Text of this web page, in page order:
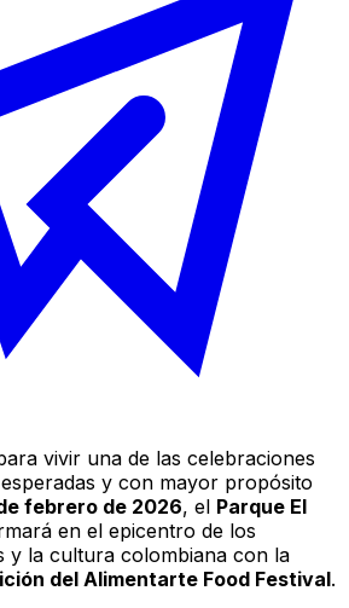
vivir una de las celebraciones
y con mayor propósito
febrero de 2026, el Parque El
en el epicentro de los
y la cultura colombiana con la
del Alimentarte Food Festival.